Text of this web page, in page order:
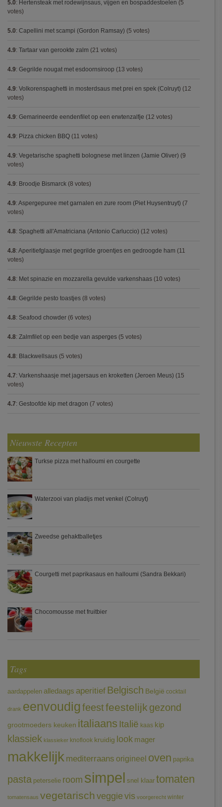
5.0: Hertensteak met rodewijnsaus, vijgen en bospaddestoelen (5
votes)
5.0: Capellini met scampi (Gordon Ramsay) (5 votes)
4.9: Tartaar van gerookte zalm (21 votes)
4.9: Gegrilde nougat met esdoornsiroop (13 votes)
4.9: Volkorenspaghetti in mosterdsaus met prei en spek (Colruyt) (12
votes)
4.9: Gemarineerde eendenfilet op een erwtenzalfje (12 votes)
4.9: Pizza chicken BBQ (11 votes)
4.9: Vegetarische spaghetti bolognese met linzen (Jamie Oliver) (9
votes)
4.9: Broodje Bismarck (8 votes)
4.9: Aspergepuree met garnalen en zure room (Piet Huysentruyt) (7
votes)
4.8: Spaghetti all'Amatriciana (Antonio Carluccio) (12 votes)
4.8: Aperitiefglaasje met gegrilde groentjes en gedroogde ham (11
votes)
4.8: Met spinazie en mozzarella gevulde varkenshaas (10 votes)
4.8: Gegrilde pesto toastjes (8 votes)
4.8: Seafood chowder (6 votes)
4.8: Zalmfilet op een bedje van asperges (5 votes)
4.8: Blackwellsaus (5 votes)
4.7: Varkenshaasje met jagersaus en kroketten (Jeroen Meus) (15
votes)
4.7: Gestoofde kip met dragon (7 votes)
Nieuwste Recepten
Turkse pizza met halloumi en courgette
Waterzooi van pladijs met venkel (Colruyt)
Zweedse gehaktballetjes
Courgetti met paprikasaus en halloumi (Sandra Bekkari)
Chocomousse met fruitbier
Tags
aardappelen alledaags aperitief Belgisch België cocktail
drank eenvoudigfeestfeestelijk gezond
grootmoeders keuken italiaans Italië kaas kip
klassiek klassieker knoflook kruidig look mager
makkelijk mediterraans origineel oven paprika
pasta peterselie room simpel snel klaar tomaten
tomatensaus vegetarischveggie vis voorgerecht winter